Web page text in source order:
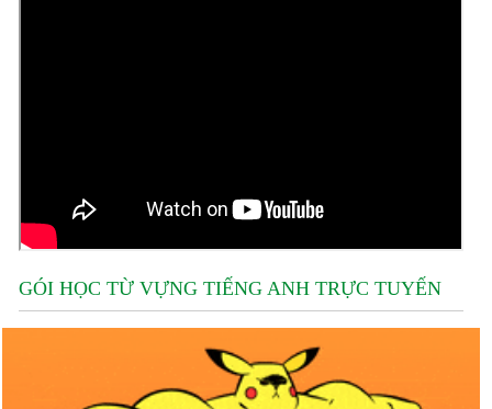
GÓI HỌC TỪ VỰNG TIẾNG ANH TRỰC TUYẾN